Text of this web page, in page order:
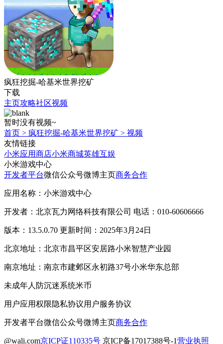
疯狂挖掘-哈基米世界挖矿
下载
主页攻略社区视频
暂时没有视频~
首页 > 疯狂挖掘-哈基米世界挖矿 > 视频
友情链接
小米应用商店小米商城英雄互娱
小米游戏中心
开发者平台微信公众号微博主页商务合作
应用名称：小米游戏中心
开发者：北京瓦力网络科技有限公司 电话：010-60606666
版本：13.5.0.70 更新时间：2025年3月24日
北京地址：北京市昌平区安居路小米智慧产业园
南京地址：南京市建邺区永初路37号小米华东总部
未成年人防沉迷系统米币
用户应用权限隐私协议用户服务协议
开发者平台微信公众号微博主页商务合作
@wali.com京ICP证110335号 京ICP备17017388号-1营业执照